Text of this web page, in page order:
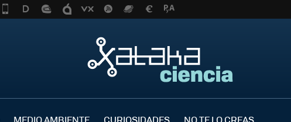
MEDIO AMBIENTE CURIOSIDADES NO TE LO CREAS